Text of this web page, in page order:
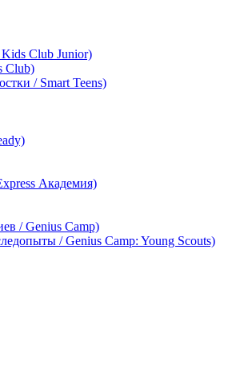
Club Junior)
Club)
/ Smart Teens)
Академия)
/ Genius Camp)
/ Genius Camp: Young Scouts)